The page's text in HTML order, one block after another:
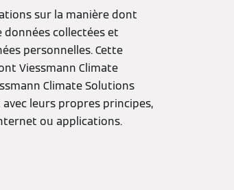
sur la manière dont
collectées et
personnelles. Cette
Viessmann Climate
Climate Solutions
leurs propres principes,
ou applications.